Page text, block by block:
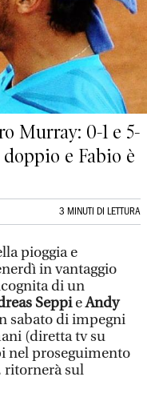
Murray: 0-1 e 5-
e Fabio è
3 MINUTI DI LETTURA
pioggia e
in vantaggio
di un
SeppieAndy
sabato di impegni
(diretta tv su
nel proseguimento
ritornerà sul